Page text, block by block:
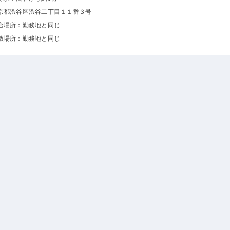
都渋谷区渋谷二丁目１１番３号
場所：勤務地と同じ
場所：勤務地と同じ